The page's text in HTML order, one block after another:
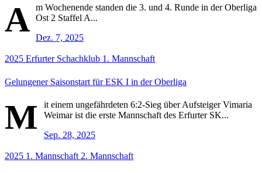
A m Wochenende standen die 3. und 4. Runde in der Oberliga
Ost 2 Staffel A...
Dez. 7, 2025
2025 Erfurter Schachklub 1. Mannschaft
Gelungener Saisonstart für ESK I in der Oberliga
M
it einem ungefährdeten 6:2-Sieg über Aufsteiger Vimaria
Weimar ist die erste Mannschaft des Erfurter SK...
Sep. 28, 2025
2025 1. Mannschaft 2. Mannschaft